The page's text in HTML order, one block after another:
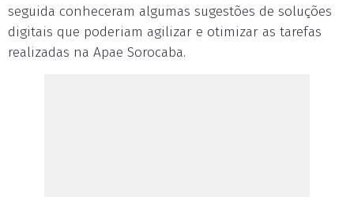
seguida conheceram algumas sugestões de soluções
digitais que poderiam agilizar e otimizar as tarefas
realizadas na Apae Sorocaba.